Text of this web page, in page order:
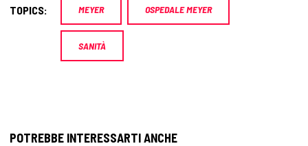
TOPICS: MEYER OSPEDALE MEYER
SANITÀ
POTREBBE INTERESSARTI ANCHE